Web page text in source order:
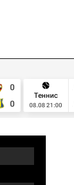
0
0
Теннис
08.08 21:00